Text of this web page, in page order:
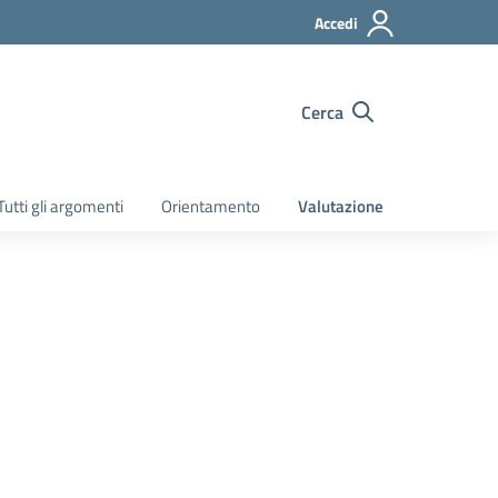
Accedi
Cerca
gli argomenti Orientamento Valutazione